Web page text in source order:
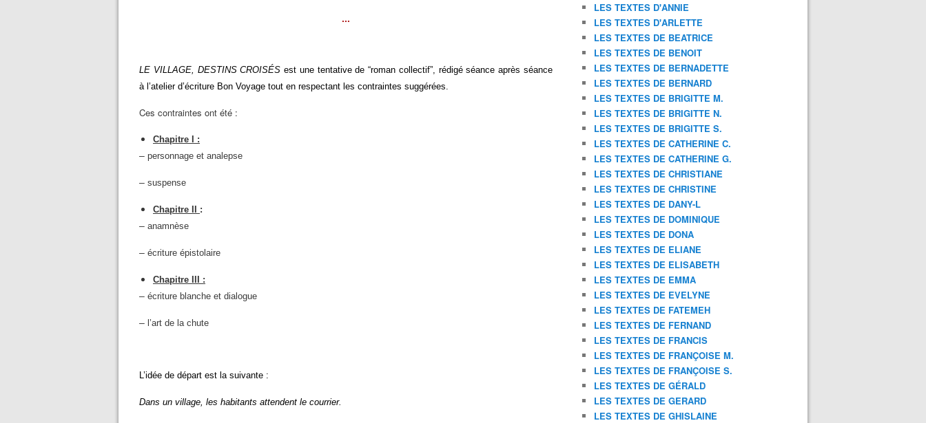
...
LE VILLAGE, DESTINS CROISÉSest une tentative de“roman collectif”, rédigé séance après séance
à l’atelier d’écriture Bon Voyage tout en respectant les contraintes suggérées.
Ces contraintes ont été :
Chapitre I :
– personnage et analepse
– suspense
Chapitre II :
– anamnèse
– écriture épistolaire
Chapitre III :
– écriture blanche et dialogue
– l’art de la chute
L’idée de départ est la suivante :
Dans un village, les habitants attendent le courrier.
LES TEXTES D'ANNIE
LES TEXTES D'ARLETTE
LES TEXTES DE BEATRICE
LES TEXTES DE BENOIT
LES TEXTES DE BERNADETTE
LES TEXTES DE BERNARD
LES TEXTES DE BRIGITTE M.
LES TEXTES DE BRIGITTE N.
LES TEXTES DE BRIGITTE S.
LES TEXTES DE CATHERINE C.
LES TEXTES DE CATHERINE G.
LES TEXTES DE CHRISTIANE
LES TEXTES DE CHRISTINE
LES TEXTES DE DANY-L
LES TEXTES DE DOMINIQUE
LES TEXTES DE DONA
LES TEXTES DE ELIANE
LES TEXTES DE ELISABETH
LES TEXTES DE EMMA
LES TEXTES DE EVELYNE
LES TEXTES DE FATEMEH
LES TEXTES DE FERNAND
LES TEXTES DE FRANCIS
LES TEXTES DE FRANÇOISE M.
LES TEXTES DE FRANÇOISE S.
LES TEXTES DE GÉRALD
LES TEXTES DE GERARD
LES TEXTES DE GHISLAINE